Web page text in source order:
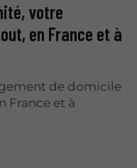
votre
en France et à
de domicile
France et à